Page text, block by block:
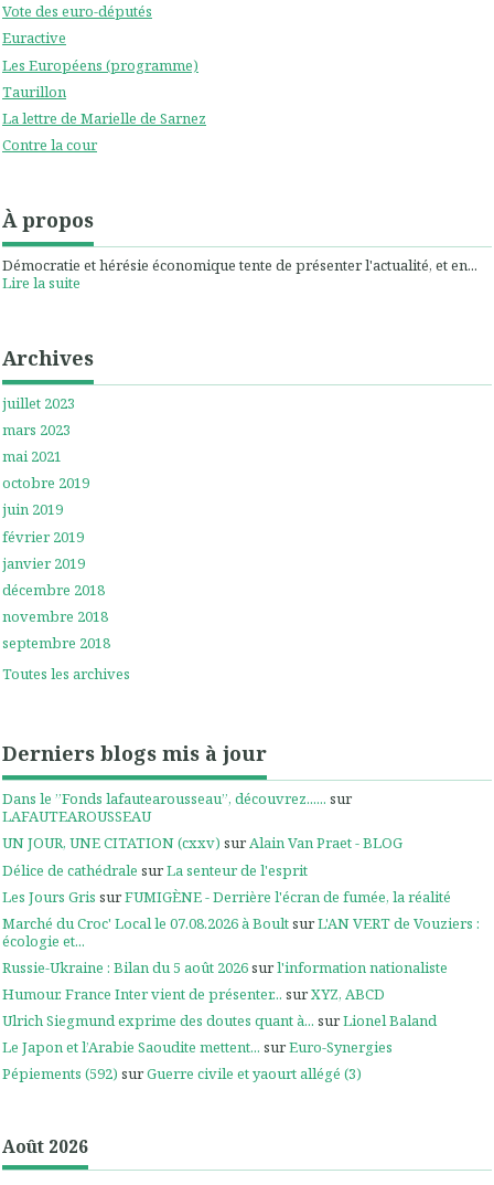
Vote des euro-députés
Euractive
Les Européens (programme)
Taurillon
La lettre de Marielle de Sarnez
Contre la cour
À propos
Démocratie et hérésie économique tente de présenter l'actualité, et en...
Lire la suite
Archives
juillet 2023
mars 2023
mai 2021
octobre 2019
juin 2019
février 2019
janvier 2019
décembre 2018
novembre 2018
septembre 2018
Toutes les archives
Derniers blogs mis à jour
Dans le ”Fonds lafautearousseau”, découvrez...... sur
LAFAUTEAROUSSEAU
UN JOUR, UNE CITATION (cxxv) surAlain Van Praet - BLOG
Délice de cathédrale surLa senteur de l'esprit
Les Jours Gris surFUMIGÈNE - Derrière l'écran de fumée, la réalité
Marché du Croc' Local le 07.08.2026 à BoultsurL'AN VERT de Vouziers :
écologie et...
Russie-Ukraine : Bilan du 5 août 2026surl'information nationaliste
Humour. France Inter vient de présenter... surXYZ, ABCD
Ulrich Siegmund exprime des doutes quant à... surLionel Baland
Le Japon et l’Arabie Saoudite mettent... surEuro-Synergies
Pépiements (592) surGuerre civile et yaourt allégé (3)
Août 2026